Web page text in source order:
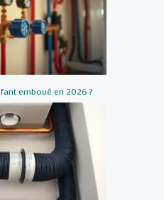
emboué en 2026 ?